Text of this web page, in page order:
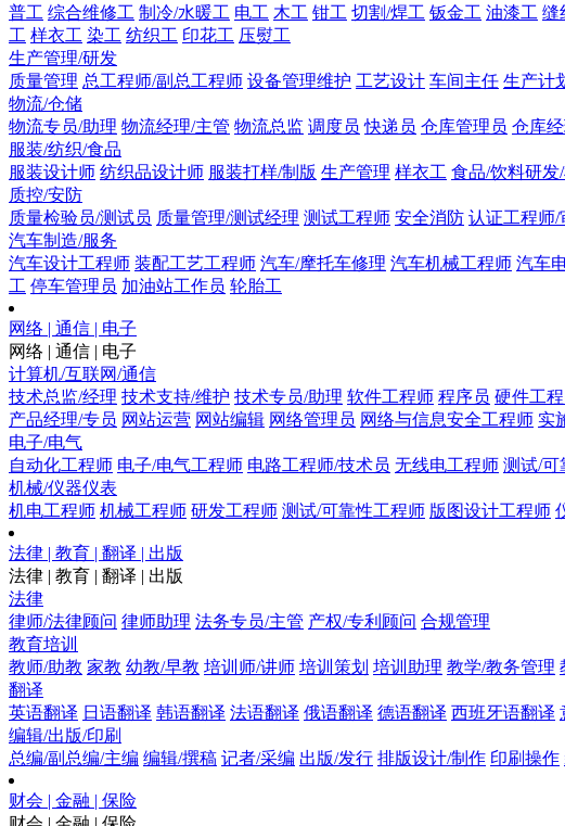
普工 综合维修工 制冷/水暖工 电工 木工 钳工 切割/焊工 钣金工 油漆工 缝
工 样衣工 染工 纺织工 印花工 压熨工
生产管理/研发
质量管理 总工程师/副总工程师 设备管理维护 工艺设计 车间主任 生产计
物流/仓储
物流专员/助理 物流经理/主管 物流总监 调度员 快递员 仓库管理员 仓库
服装/纺织/食品
服装设计师 纺织品设计师 服装打样/制版 生产管理 样衣工 食品/饮料研发
质控/安防
质量检验员/测试员 质量管理/测试经理 测试工程师 安全消防 认证工程师/
汽车制造/服务
汽车设计工程师 装配工艺工程师 汽车/摩托车修理 汽车机械工程师 汽车
工 停车管理员 加油站工作员 轮胎工
网络 | 通信 | 电子
网络 | 通信 | 电子
计算机/互联网/通信
技术总监/经理 技术支持/维护 技术专员/助理 软件工程师 程序员 硬件工
产品经理/专员 网站运营 网站编辑 网络管理员 网络与信息安全工程师 实
电子/电气
自动化工程师 电子/电气工程师 电路工程师/技术员 无线电工程师 测试/可
机械/仪器仪表
机电工程师 机械工程师 研发工程师 测试/可靠性工程师 版图设计工程师
法律 | 教育 | 翻译 | 出版
法律 | 教育 | 翻译 | 出版
法律
律师/法律顾问 律师助理 法务专员/主管 产权/专利顾问 合规管理
教育培训
教师/助教 家教 幼教/早教 培训师/讲师 培训策划 培训助理 教学/教务管理
翻译
英语翻译 日语翻译 韩语翻译 法语翻译 俄语翻译 德语翻译 西班牙语翻译
编辑/出版/印刷
总编/副总编/主编 编辑/撰稿 记者/采编 出版/发行 排版设计/制作 印刷操作
财会 | 金融 | 保险